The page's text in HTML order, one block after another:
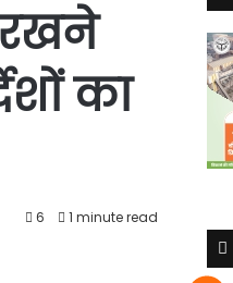
रखने
का
6 1 minute read